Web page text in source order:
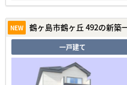
NEW 鶴ヶ島市鶴ヶ丘 492の新築
一戸建て